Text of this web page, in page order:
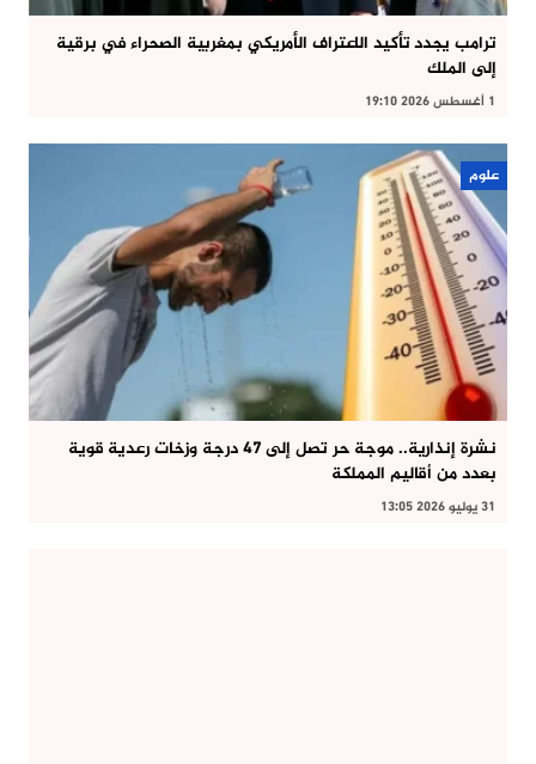
ترامب يجدد تأكيد الاعتراف الأمريكي بمغربية الصحراء في برقية
إلى الملك
1 أغسطس 2026 19:10
علوم
نشرة إنذارية.. موجة حر تصل إلى 47 درجة وزخات رعدية قوية
بعدد من أقاليم المملكة
31 يوليو 2026 13:05